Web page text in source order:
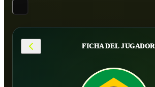
FICHA DEL JUGADOR